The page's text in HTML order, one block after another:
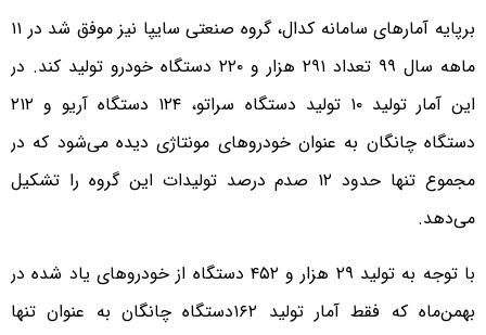
برپایه آمارهای سامانه کدال، گروه صنعتی سایپا نیز موفق شد در ۱۱
ماهه سال ۹۹ تعداد ۲۹۱ هزار و ۲۲۰ دستگاه خودرو تولید کند. در
این آمار تولید ۱۰ تولید دستگاه سراتو، ۱۲۴ دستگاه آریو و ۲۱۲
دستگاه چانگان به عنوان خودروهای مونتاژی دیده می‌شود که در
مجموع تنها حدود ۱۲ صدم درصد تولیدات این گروه را تشکیل
می‌دهد.
با توجه به تولید ۲۹ هزار و ۴۵۲ دستگاه از خودروهای یاد شده در
‌بهمن‌ماه که فقط آمار تولید ۱۶۲دستگاه چانگان به عنوان تنها